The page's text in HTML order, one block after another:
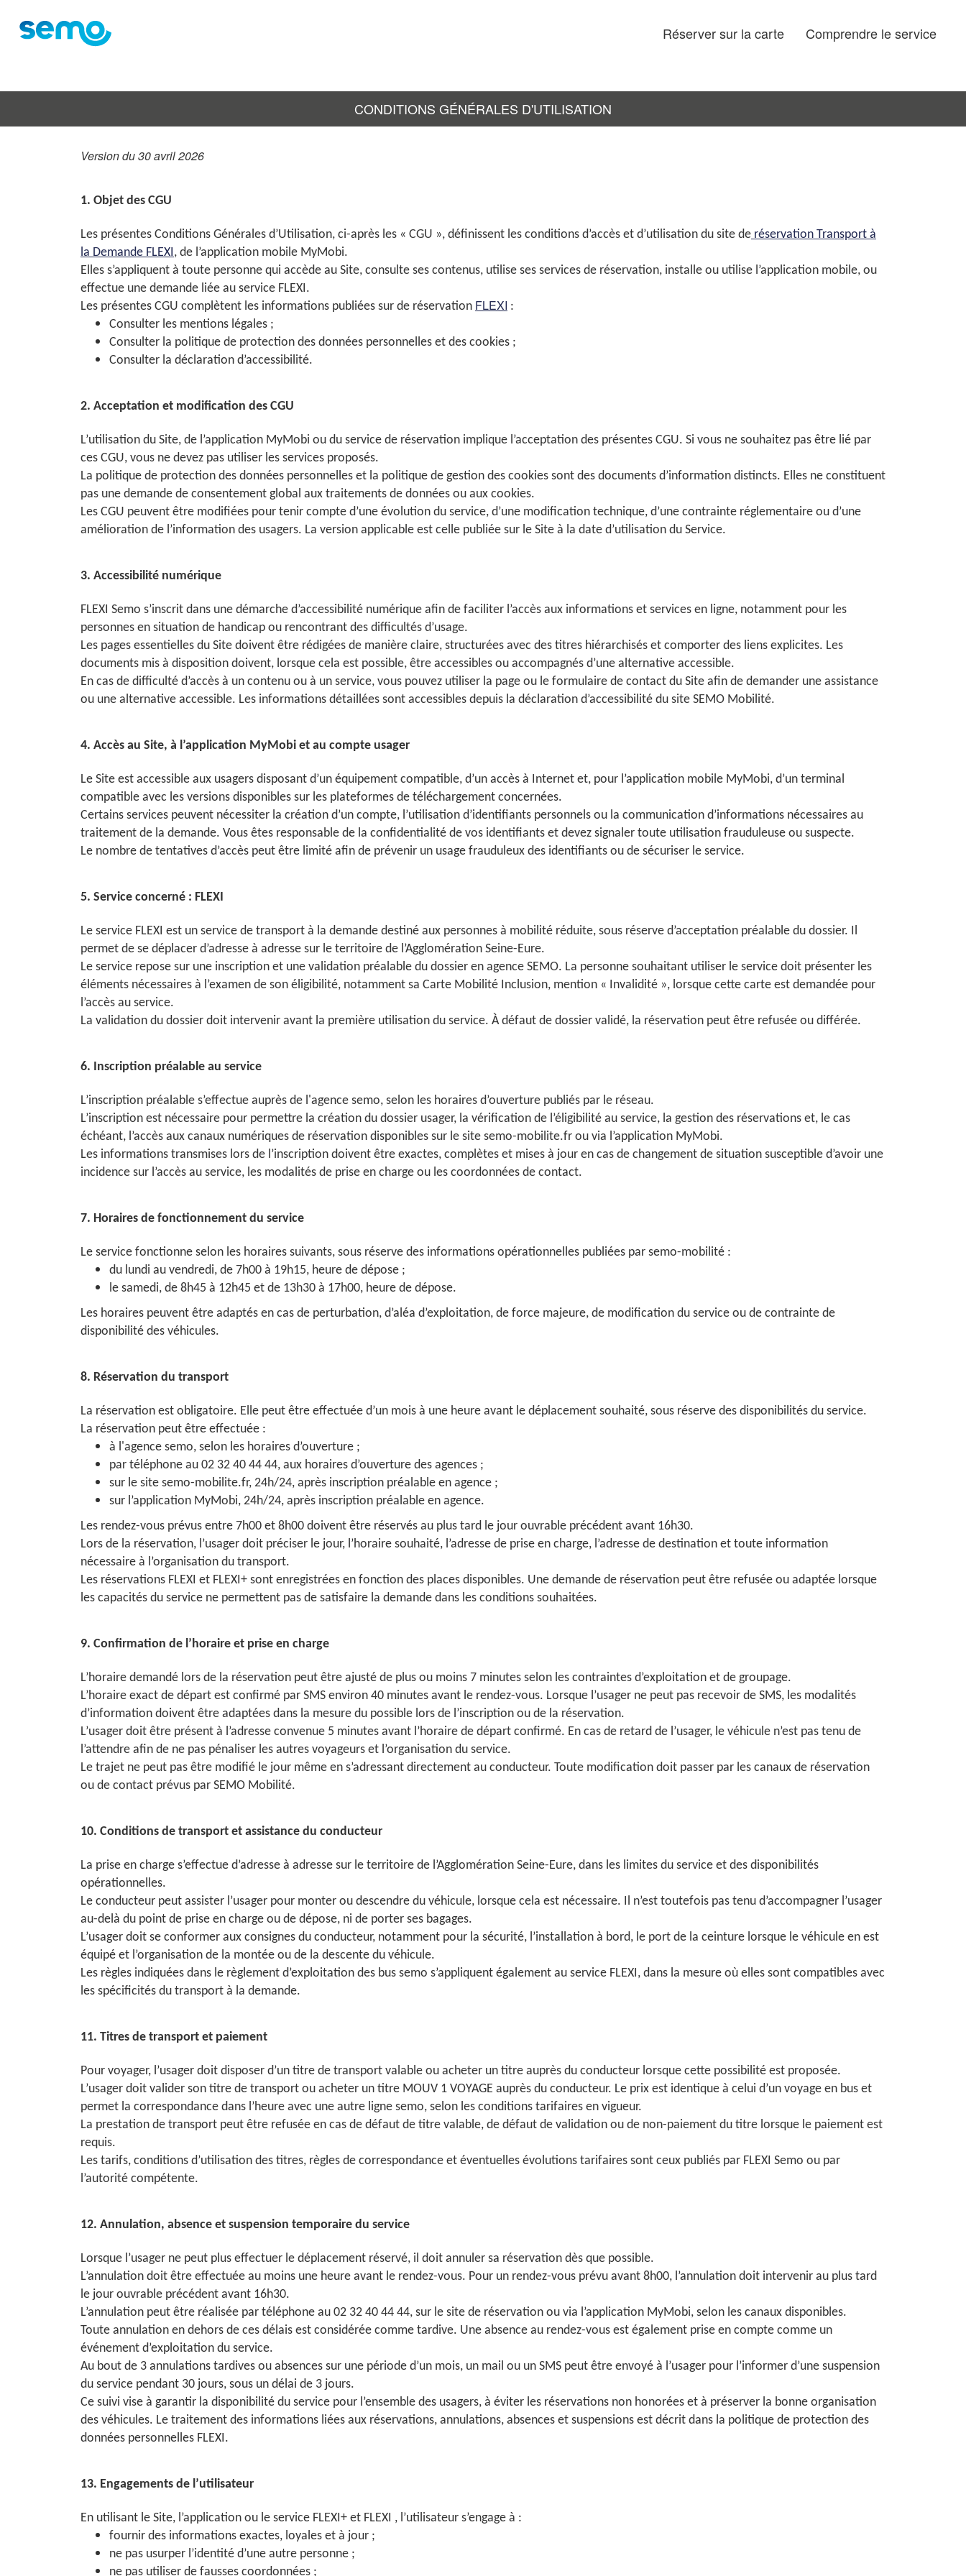
Réserver sur la carte Comprendre le service
CONDITIONS GÉNÉRALES D'UTILISATION
Version du 30 avril 2026
1. Objet des CGU
Les présentes Conditions Générales d’Utilisation, ci-après les « CGU », définissent les conditions d’accès et d’utilisation du site de réservation Transport à
la Demande FLEXI, de l’application mobile MyMobi.
Elles s’appliquent à toute personne qui accède au Site, consulte ses contenus, utilise ses services de réservation, installe ou utilise l’application mobile, ou
effectue une demande liée au service FLEXI.
Les présentes CGU complètent les informations publiées sur de réservation FLEXI :
Consulter les mentions légales ;
Consulter la politique de protection des données personnelles et des cookies ;
Consulter la déclaration d’accessibilité.
2. Acceptation et modification des CGU
L’utilisation du Site, de l’application MyMobi ou du service de réservation implique l’acceptation des présentes CGU. Si vous ne souhaitez pas être lié par
ces CGU, vous ne devez pas utiliser les services proposés.
La politique de protection des données personnelles et la politique de gestion des cookies sont des documents d’information distincts. Elles ne constituent
pas une demande de consentement global aux traitements de données ou aux cookies.
Les CGU peuvent être modifiées pour tenir compte d’une évolution du service, d’une modification technique, d’une contrainte réglementaire ou d’une
amélioration de l’information des usagers. La version applicable est celle publiée sur le Site à la date d’utilisation du Service.
3. Accessibilité numérique
FLEXI Semo s’inscrit dans une démarche d’accessibilité numérique afin de faciliter l’accès aux informations et services en ligne, notamment pour les
personnes en situation de handicap ou rencontrant des difficultés d’usage.
Les pages essentielles du Site doivent être rédigées de manière claire, structurées avec des titres hiérarchisés et comporter des liens explicites. Les
documents mis à disposition doivent, lorsque cela est possible, être accessibles ou accompagnés d’une alternative accessible.
En cas de difficulté d’accès à un contenu ou à un service, vous pouvez utiliser la page ou le formulaire de contact du Site afin de demander une assistance
ou une alternative accessible. Les informations détaillées sont accessibles depuis la déclaration d’accessibilité du site SEMO Mobilité.
4. Accès au Site, à l’application MyMobi et au compte usager
Le Site est accessible aux usagers disposant d’un équipement compatible, d’un accès à Internet et, pour l’application mobile MyMobi, d’un terminal
compatible avec les versions disponibles sur les plateformes de téléchargement concernées.
Certains services peuvent nécessiter la création d’un compte, l’utilisation d’identifiants personnels ou la communication d’informations nécessaires au
traitement de la demande. Vous êtes responsable de la confidentialité de vos identifiants et devez signaler toute utilisation frauduleuse ou suspecte.
Le nombre de tentatives d’accès peut être limité afin de prévenir un usage frauduleux des identifiants ou de sécuriser le service.
5. Service concerné : FLEXI
Le service FLEXI est un service de transport à la demande destiné aux personnes à mobilité réduite, sous réserve d’acceptation préalable du dossier. Il
permet de se déplacer d’adresse à adresse sur le territoire de l’Agglomération Seine-Eure.
Le service repose sur une inscription et une validation préalable du dossier en agence SEMO. La personne souhaitant utiliser le service doit présenter les
éléments nécessaires à l’examen de son éligibilité, notamment sa Carte Mobilité Inclusion, mention « Invalidité », lorsque cette carte est demandée pour
l’accès au service.
La validation du dossier doit intervenir avant la première utilisation du service. À défaut de dossier validé, la réservation peut être refusée ou différée.
6. Inscription préalable au service
L’inscription préalable s’effectue auprès de l'agence semo, selon les horaires d’ouverture publiés par le réseau.
L’inscription est nécessaire pour permettre la création du dossier usager, la vérification de l’éligibilité au service, la gestion des réservations et, le cas
échéant, l’accès aux canaux numériques de réservation disponibles sur le site semo-mobilite.fr ou via l’application MyMobi.
Les informations transmises lors de l’inscription doivent être exactes, complètes et mises à jour en cas de changement de situation susceptible d’avoir une
incidence sur l’accès au service, les modalités de prise en charge ou les coordonnées de contact.
7. Horaires de fonctionnement du service
Le service fonctionne selon les horaires suivants, sous réserve des informations opérationnelles publiées par semo-mobilité :
du lundi au vendredi, de 7h00 à 19h15, heure de dépose ;
le samedi, de 8h45 à 12h45 et de 13h30 à 17h00, heure de dépose.
Les horaires peuvent être adaptés en cas de perturbation, d’aléa d’exploitation, de force majeure, de modification du service ou de contrainte de
disponibilité des véhicules.
8. Réservation du transport
La réservation est obligatoire. Elle peut être effectuée d’un mois à une heure avant le déplacement souhaité, sous réserve des disponibilités du service.
La réservation peut être effectuée :
à l'agence semo, selon les horaires d’ouverture ;
par téléphone au 02 32 40 44 44, aux horaires d’ouverture des agences ;
sur le site semo-mobilite.fr, 24h/24, après inscription préalable en agence ;
sur l’application MyMobi, 24h/24, après inscription préalable en agence.
Les rendez-vous prévus entre 7h00 et 8h00 doivent être réservés au plus tard le jour ouvrable précédent avant 16h30.
Lors de la réservation, l’usager doit préciser le jour, l’horaire souhaité, l’adresse de prise en charge, l’adresse de destination et toute information
nécessaire à l’organisation du transport.
Les réservations FLEXI et FLEXI+ sont enregistrées en fonction des places disponibles. Une demande de réservation peut être refusée ou adaptée lorsque
les capacités du service ne permettent pas de satisfaire la demande dans les conditions souhaitées.
9. Confirmation de l’horaire et prise en charge
L’horaire demandé lors de la réservation peut être ajusté de plus ou moins 7 minutes selon les contraintes d’exploitation et de groupage.
L’horaire exact de départ est confirmé par SMS environ 40 minutes avant le rendez-vous. Lorsque l’usager ne peut pas recevoir de SMS, les modalités
d’information doivent être adaptées dans la mesure du possible lors de l’inscription ou de la réservation.
L’usager doit être présent à l’adresse convenue 5 minutes avant l’horaire de départ confirmé. En cas de retard de l’usager, le véhicule n’est pas tenu de
l’attendre afin de ne pas pénaliser les autres voyageurs et l’organisation du service.
Le trajet ne peut pas être modifié le jour même en s’adressant directement au conducteur. Toute modification doit passer par les canaux de réservation
ou de contact prévus par SEMO Mobilité.
10. Conditions de transport et assistance du conducteur
La prise en charge s’effectue d’adresse à adresse sur le territoire de l’Agglomération Seine-Eure, dans les limites du service et des disponibilités
opérationnelles.
Le conducteur peut assister l’usager pour monter ou descendre du véhicule, lorsque cela est nécessaire. Il n’est toutefois pas tenu d’accompagner l’usager
au-delà du point de prise en charge ou de dépose, ni de porter ses bagages.
L’usager doit se conformer aux consignes du conducteur, notamment pour la sécurité, l’installation à bord, le port de la ceinture lorsque le véhicule en est
équipé et l’organisation de la montée ou de la descente du véhicule.
Les règles indiquées dans le règlement d’exploitation des bus semo s’appliquent également au service FLEXI, dans la mesure où elles sont compatibles avec
les spécificités du transport à la demande.
11. Titres de transport et paiement
Pour voyager, l’usager doit disposer d’un titre de transport valable ou acheter un titre auprès du conducteur lorsque cette possibilité est proposée.
L’usager doit valider son titre de transport ou acheter un titre MOUV 1 VOYAGE auprès du conducteur. Le prix est identique à celui d’un voyage en bus et
permet la correspondance dans l’heure avec une autre ligne semo, selon les conditions tarifaires en vigueur.
La prestation de transport peut être refusée en cas de défaut de titre valable, de défaut de validation ou de non-paiement du titre lorsque le paiement est
requis.
Les tarifs, conditions d’utilisation des titres, règles de correspondance et éventuelles évolutions tarifaires sont ceux publiés par FLEXI Semo ou par
l’autorité compétente.
12. Annulation, absence et suspension temporaire du service
Lorsque l’usager ne peut plus effectuer le déplacement réservé, il doit annuler sa réservation dès que possible.
L’annulation doit être effectuée au moins une heure avant le rendez-vous. Pour un rendez-vous prévu avant 8h00, l’annulation doit intervenir au plus tard
le jour ouvrable précédent avant 16h30.
L’annulation peut être réalisée par téléphone au 02 32 40 44 44, sur le site de réservation ou via l’application MyMobi, selon les canaux disponibles.
Toute annulation en dehors de ces délais est considérée comme tardive. Une absence au rendez-vous est également prise en compte comme un
événement d’exploitation du service.
Au bout de 3 annulations tardives ou absences sur une période d’un mois, un mail ou un SMS peut être envoyé à l’usager pour l’informer d’une suspension
du service pendant 30 jours, sous un délai de 3 jours.
Ce suivi vise à garantir la disponibilité du service pour l’ensemble des usagers, à éviter les réservations non honorées et à préserver la bonne organisation
des véhicules. Le traitement des informations liées aux réservations, annulations, absences et suspensions est décrit dans la politique de protection des
données personnelles FLEXI.
13. Engagements de l’utilisateur
En utilisant le Site, l’application ou le service FLEXI+ et FLEXI , l’utilisateur s’engage à :
fournir des informations exactes, loyales et à jour ;
ne pas usurper l’identité d’une autre personne ;
ne pas utiliser de fausses coordonnées ;